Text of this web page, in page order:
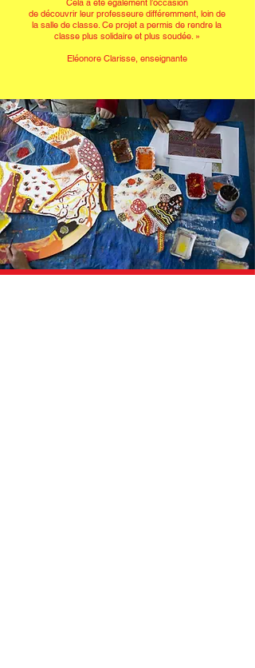
Cela a été également l’occasion
de découvrir leur professeure différemment, loin de
la salle de classe. Ce projet a permis de rendre la
classe plus solidaire et plus soudée. »
Eléonore Clarisse, enseignante